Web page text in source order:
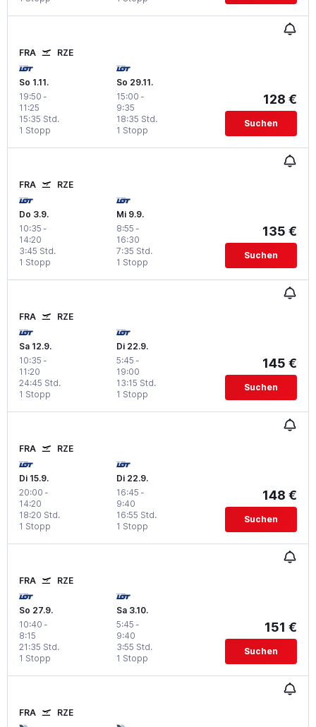
FRA RZE
So 1.11.
19:50 -
11:25
1 Stopp
15:35 Std.
So 29.11.
15:00 -
9:35
1 Stopp
18:35 Std.
128 €
Suchen
FRA RZE
Do 3.9.
10:35 -
14:20
1 Stopp
3:45 Std.
Mi 9.9.
8:55 -
16:30
1 Stopp
7:35 Std.
135 €
Suchen
FRA RZE
Sa 12.9.
10:35 -
11:20
1 Stopp
24:45 Std.
Di 22.9.
5:45 -
19:00
1 Stopp
13:15 Std.
145 €
Suchen
FRA RZE
Di 15.9.
20:00 -
14:20
1 Stopp
18:20 Std.
Di 22.9.
16:45 -
9:40
1 Stopp
16:55 Std.
148 €
Suchen
FRA RZE
So 27.9.
10:40 -
8:15
1 Stopp
21:35 Std.
Sa 3.10.
5:45 -
9:40
1 Stopp
3:55 Std.
151 €
Suchen
FRA RZE